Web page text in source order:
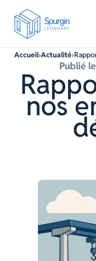
Accueil›Actualité›
Publié
nos